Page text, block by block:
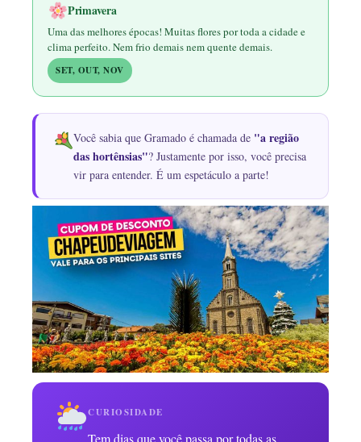
Primavera
Uma das melhores épocas! Muitas flores por toda a cidade e
clima perfeito. Nem frio demais nem quente demais.
SET, OUT, NOV
Você sabia que Gramado é chamada de "a região
das hortênsias"? Justamente por isso, você precisa
vir para entender. É um espetáculo a parte!
CURIOSIDADE
Tem dias que você passa por todas as